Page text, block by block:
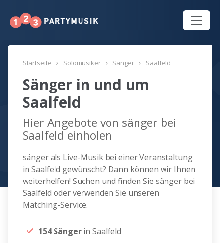
Startseite Solomusiker Sänger Saalfeld
Sänger in und um
Saalfeld
Hier Angebote von sänger bei
Saalfeld einholen
sänger als Live-Musik bei einer Veranstaltung
in Saalfeld gewünscht? Dann können wir Ihnen
weiterhelfen! Suchen und finden Sie sänger bei
Saalfeld oder verwenden Sie unseren
Matching-Service.
154 Sänger in Saalfeld